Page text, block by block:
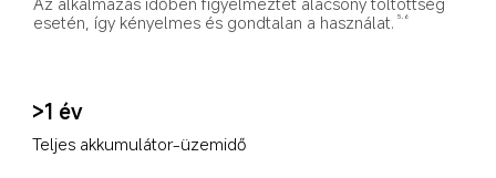
esetén, így kényelmes és gondtalan a használat. 5,6
>1 év
Teljes akkumulátor-üzemidő